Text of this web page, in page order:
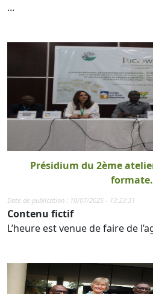
...
Présidium du 2ème
Date de publication : 10/07/2025 - 13:23:31
Contenu fictif
L’heure est venue de faire de